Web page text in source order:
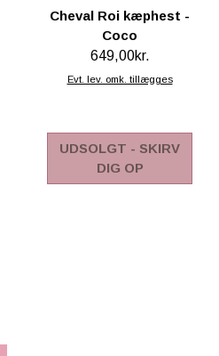
Cheval Roi kæphest -
Coco
649,00kr.
Evt. lev. omk. tillægges
UDSOLGT - SKIRV
DIG OP